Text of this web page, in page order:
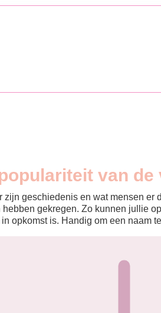
van
geschiedenis en wat mensen
gekregen. Zo kunnen jullie
opkomst is. Handig om een naam